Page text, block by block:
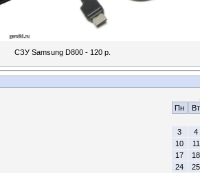
Samsung D800 - 120 р.
Пн
Вт
3
4
10
11
17
18
24
25